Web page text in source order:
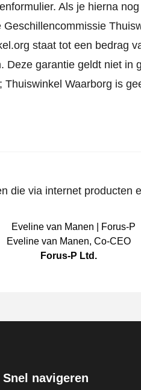
. Als je hierna
staat tot een bedrag
Deze garantie geldt niet in
Waarborg is
die via internet producten
Eveline van Manen, Co-CEO
Forus-P Ltd.
Snel navigeren